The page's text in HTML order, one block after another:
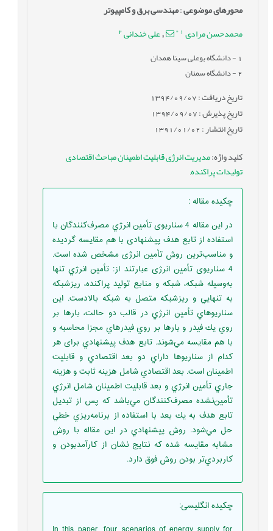
محورهای موضوعی:مهندسی برق و کامپیوتر
محمدحسن مرادی *
,علی خندانی 2
- دانشگاه بوعلی سینا همدان
2- دانشگاه سمنان
تاریخ دریافت : 1394/09/07
تاریخ پذیرش : 1394/09/07
تاریخ انتشار : 1391/01/02
کلید واژه:مدیریت انرژی قابلیت اطمینان مباحث اقتصادی
تولیدات پراکنده,
چکیده مقاله:
در اين مقاله 4 سناريوی تأمين انرژي مصرف‌كنندگان با
استفاده از تابع هدف پیشنهادی با هم مقايسه گردیده
و مناسب‌ترین روش تأمین انرژی مشخص شده است.
4 سناريوی تأمین انرژی عبارتند از: تأمين انرژي تنها
به‌وسيله شبكه، شبكه و منابع توليد پراكنده، ريزشبكه
به تنهايي و ريزشبكه متصل به شبكه بالادست. اين
سناريوهاي تأمين انرژي در قالب دو حالت، بارها بر
روي يك فيدر و بارها بر روي فيدرهاي مجزا محاسبه و
با هم مقايسه مي‌شوند. تابع هدف پيشنهادي برای هر
کدام از سناریوها داراي دو بعد اقتصادي و قابليت
اطمينان است. بعد اقتصادي شامل هزينه ثابت و هزینه
جاري تأمين انرژي و بعد قابليت اطمينان شامل انرژي
تأمين‌نشده مصرف‌كنندگان مي‌باشد كه پس از تبديل
تابع هدف به يك بعد با استفاده از برنامه‌ريزي خطي
حل مي‌شود. روش پيشنهادي در اين مقاله با روش
مشابه مقايسه شده كه نتايج نشان از كارآمدبودن و
كاربردي‌تر بودن روش فوق دارد.
چکیده انگلیسی: